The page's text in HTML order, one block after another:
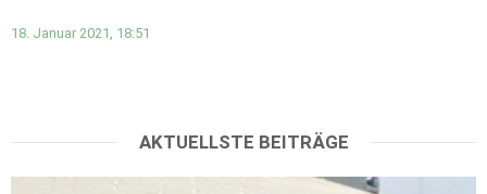
18. Januar 2021, 18:51
AKTUELLSTE BEITRÄGE